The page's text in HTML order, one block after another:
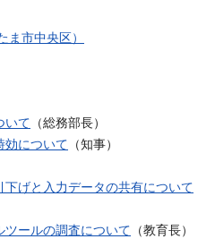
ま市中央区）
いて （総務部長）
効について （知事）
げと入力データの共有について
ールの調査について （教育長）